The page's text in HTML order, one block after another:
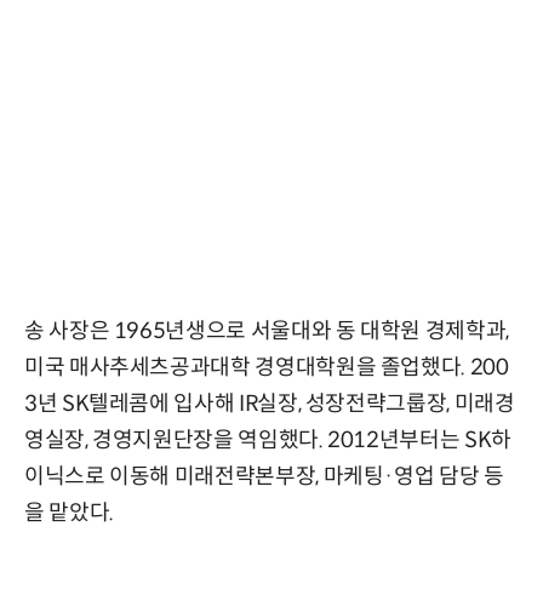
송 사장은 1965년생으로 서울대와 동 대학원 경제학과,
미국 매사추세츠공과대학 경영대학원을 졸업했다. 200
3년 SK텔레콤에 입사해 IR실장, 성장전략그룹장, 미래경
영실장, 경영지원단장을 역임했다. 2012년부터는 SK하
이닉스로 이동해 미래전략본부장, 마케팅·영업 담당 등
을 맡았다.